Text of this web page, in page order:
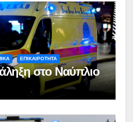
ΕΠΙΚΑΙΡΟΤΗΤΑ
στο Ναύπλιο